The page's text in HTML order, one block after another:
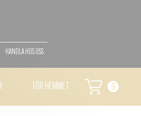
HANDLA HOS OSS
FÖR HEMMET 0